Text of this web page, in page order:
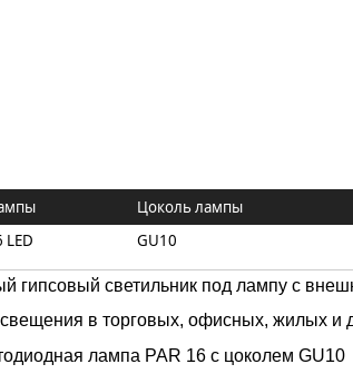
Цоколь лампы
LED GU10
гипсовый светильник под лампу с
в торговых, офисных, жилых и
лампа PAR 16 c цоколем GU10